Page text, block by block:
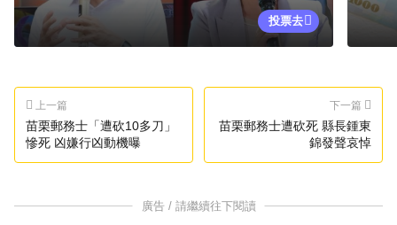
投票去
上一篇
苗栗郵務士「遭砍10多刀」
慘死 凶嫌行凶動機曝
下一篇
苗栗郵務士遭砍死 縣長鍾東
錦發聲哀悼
廣告 / 請繼續往下閱讀